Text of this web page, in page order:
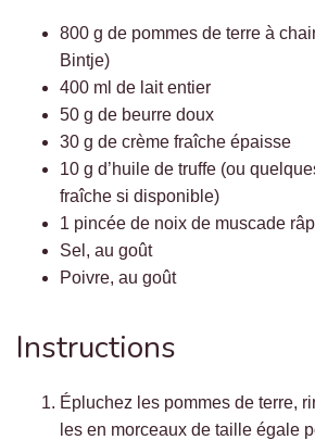
800 g de pommes de terre à
Bintje)
400 ml de lait entier
50 g de beurre doux
30 g de crème fraîche épaisse
10 g d’huile de truffe (ou
fraîche si disponible)
1 pincée de noix de muscade
Sel, au goût
Poivre, au goût
Instructions
Épluchez les pommes de terre,
les en morceaux de taille égale